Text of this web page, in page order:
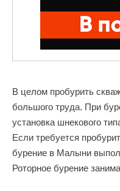
В целом пробурить
большого труда. При
установка шнекового
Если требуется
бурение в Малыни
Роторное бурение